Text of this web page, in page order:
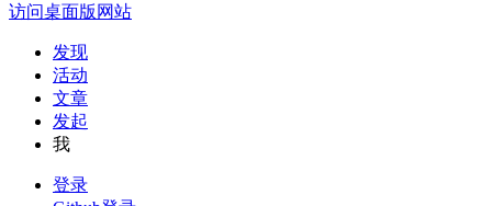
访问桌面版网站
发现
活动
文章
发起
我
登录